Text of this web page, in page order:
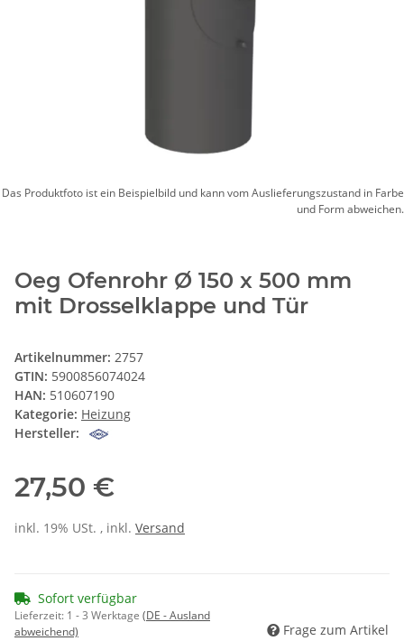
Das Produktfoto ist ein Beispielbild und kann vom Auslieferungszustand in Farbe
und Form abweichen.
Oeg Ofenrohr Ø 150 x 500 mm
mit Drosselklappe und Tür
Artikelnummer: 2757
GTIN: 5900856074024
HAN: 510607190
Kategorie: Heizung
Hersteller:
27,50 €
inkl. 19% USt. , inkl. Versand
Sofort verfügbar
Lieferzeit: 1 - 3 Werktage (DE - Ausland
abweichend)
Frage zum Artikel